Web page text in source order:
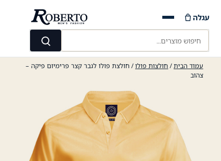
content
חיפוש מוצרים...
חיפוש
עגלה
עמוד הבית/ חולצות פולו/ חולצת פולו לגבר קצר פרימיום פיקה –
צהוב